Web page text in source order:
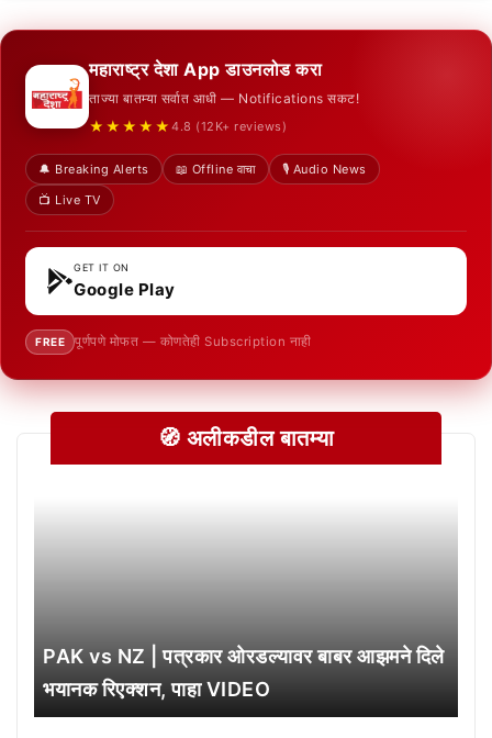
महाराष्ट्र देशा App डाउनलोड करा
ताज्या बातम्या सर्वात आधी — Notifications सकट!
★★★★★ 4.8 (12K+ reviews)
🔔 Breaking Alerts 📖 Offline वाचा
🎙️ Audio News
📺 Live TV
GET IT ON
Google Play
FREE पूर्णपणे मोफत — कोणतेही Subscription नाही
🧭 अलीकडील बातम्या
PAK vs NZ | पत्रकार ओरडल्यावर बाबर आझमने दिले
भयानक रिएक्शन, पाहा VIDEO